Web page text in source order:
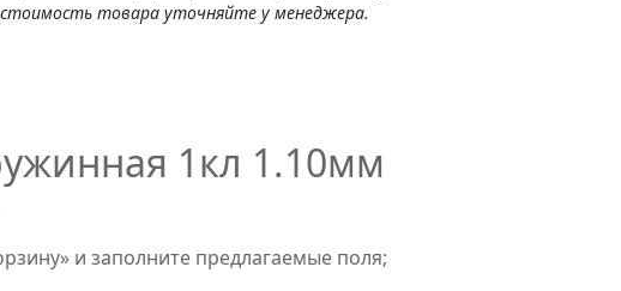
стоимость товара уточняйте у менеджера.
1кл 1.10мм
и заполните предлагаемые поля;